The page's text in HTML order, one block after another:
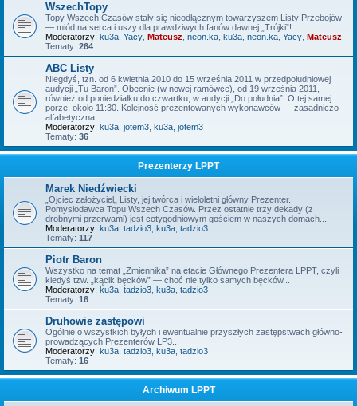
WszechTopy
Topy Wszech Czasów stały się nieodłącznym towarzyszem Listy Przebojów
— miód na serca i uszy dla prawdziwych fanów dawnej „Trójki”!
Moderatorzy: ku3a Yacy Mateusz neon.ka ku3a neon.ka Yacy Mateusz
Tematy: 264
ABC Listy
Niegdyś, tzn. od 6 kwietnia 2010 do 15 września 2011 w przedpołudniowej
audycji „Tu Baron”. Obecnie (w nowej ramówce), od 19 września 2011,
również od poniedziałku do czwartku, w audycji „Do południa”. O tej samej
porze, około 11:30. Kolejność prezentowanych wykonawców — zasadniczo
alfabetyczna...
Moderatorzy: ku3a jotem3 ku3a jotem3
Tematy: 36
Prezenterzy LPPT
Marek Niedźwiecki
„Ojciec założyciel„ Listy, jej twórca i wieloletni główny Prezenter.
Pomysłodawca Topu Wszech Czasów. Przez ostatnie trzy dekady (z
drobnymi przerwami) jest cotygodniowym gościem w naszych domach...
Moderatorzy: ku3a tadzio3 ku3a tadzio3
Tematy: 117
Piotr Baron
Wszystko na temat „Zmiennika” na etacie Głównego Prezentera LPPT, czyli
kiedyś tzw. „kącik bęcków” — choć nie tylko samych bęcków...
Moderatorzy: ku3a tadzio3 ku3a tadzio3
Tematy: 16
Druhowie zastępowi
Ogólnie o wszystkich byłych i ewentualnie przyszłych zastępstwach główno-
prowadzących Prezenterów LP3...
Moderatorzy: ku3a tadzio3 ku3a tadzio3
Tematy: 16
Archiwum LPPT